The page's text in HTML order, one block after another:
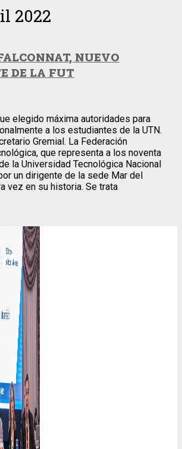
2022
NUEVO
DE LA FUT
elegido máxima autoridades para
a los estudiantes de la UTN.
Gremial. La Federación
que representa a los noventa
la Universidad Tecnológica Nacional
un dirigente de la sede Mar del
vez en su historia. Se trata